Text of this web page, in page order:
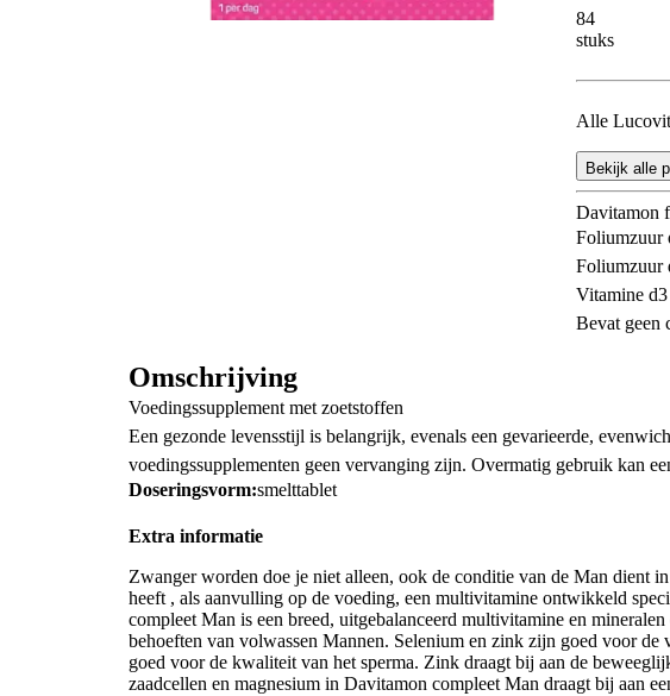
84
stuks
Alle
Bekijk alle
Davitamon
Foliumzuur
Foliumzuur
Vitamine d3
Bevat geen
Omschrijving
Voedingssupplement met zoetstoffen
Een gezonde levensstijl is belangrijk, evenals een gevarieerde,
voedingssupplementen geen vervanging zijn. Overmatig gebruik kan
Doseringsvorm:smelttablet
Extra informatie
Zwanger worden doe je niet alleen, ook de conditie van de Man dient
heeft , als aanvulling op de voeding, een multivitamine ontwikkeld
compleet Man is een breed, uitgebalanceerd multivitamine en
behoeften van volwassen Mannen. Selenium en zink zijn goed voor de
goed voor de kwaliteit van het sperma. Zink draagt bij aan de
zaadcellen en magnesium in Davitamon compleet Man draagt bij aan